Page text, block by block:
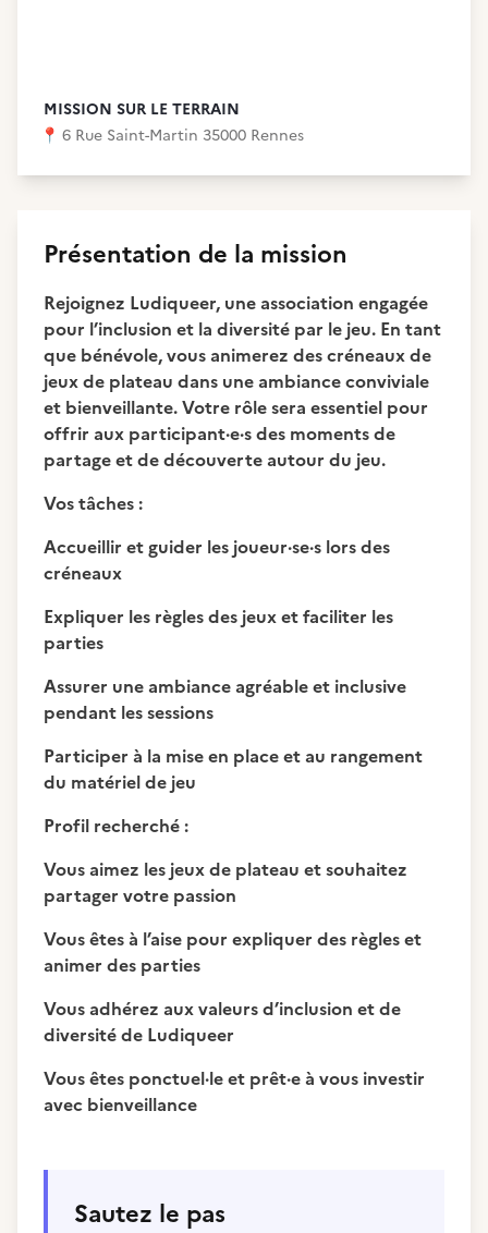
MISSION SUR LE TERRAIN
📍 6 Rue Saint-Martin 35000 Rennes
Présentation de la mission
Rejoignez Ludiqueer, une association engagée
pour l’inclusion et la diversité par le jeu. En tant
que bénévole, vous animerez des créneaux de
jeux de plateau dans une ambiance conviviale
et bienveillante. Votre rôle sera essentiel pour
offrir aux participant·e·s des moments de
partage et de découverte autour du jeu.
Vos tâches :
Accueillir et guider les joueur·se·s lors des
créneaux
Expliquer les règles des jeux et faciliter les
parties
Assurer une ambiance agréable et inclusive
pendant les sessions
Participer à la mise en place et au rangement
du matériel de jeu
Profil recherché :
Vous aimez les jeux de plateau et souhaitez
partager votre passion
Vous êtes à l’aise pour expliquer des règles et
animer des parties
Vous adhérez aux valeurs d’inclusion et de
diversité de Ludiqueer
Vous êtes ponctuel·le et prêt·e à vous investir
avec bienveillance
Sautez le pas